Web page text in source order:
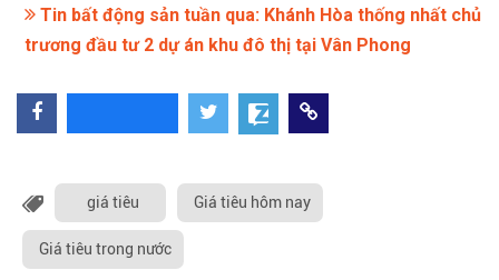
Tin bất động sản tuần qua: Khánh Hòa thống nhất chủ
trương đầu tư 2 dự án khu đô thị tại Vân Phong
giá tiêu Giá tiêu hôm nay
Giá tiêu trong nước